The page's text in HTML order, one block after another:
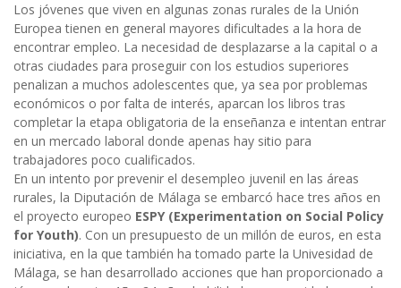
Los jóvenes que viven en algunas zonas rurales de la Unión
Europea tienen en general mayores dificultades a la hora de
encontrar empleo. La necesidad de desplazarse a la capital o a
otras ciudades para proseguir con los estudios superiores
penalizan a muchos adolescentes que, ya sea por problemas
económicos o por falta de interés, aparcan los libros tras
completar la etapa obligatoria de la enseñanza e intentan entrar
en un mercado laboral donde apenas hay sitio para
trabajadores poco cualificados.
En un intento por prevenir el desempleo juvenil en las áreas
rurales, la Diputación de Málaga se embarcó hace tres años en
el proyecto europeo ESPY (Experimentation on Social Policy
for Youth). Con un presupuesto de un millón de euros, en esta
iniciativa, en la que también ha tomado parte la Univesidad de
Málaga, se han desarrollado acciones que han proporcionado a